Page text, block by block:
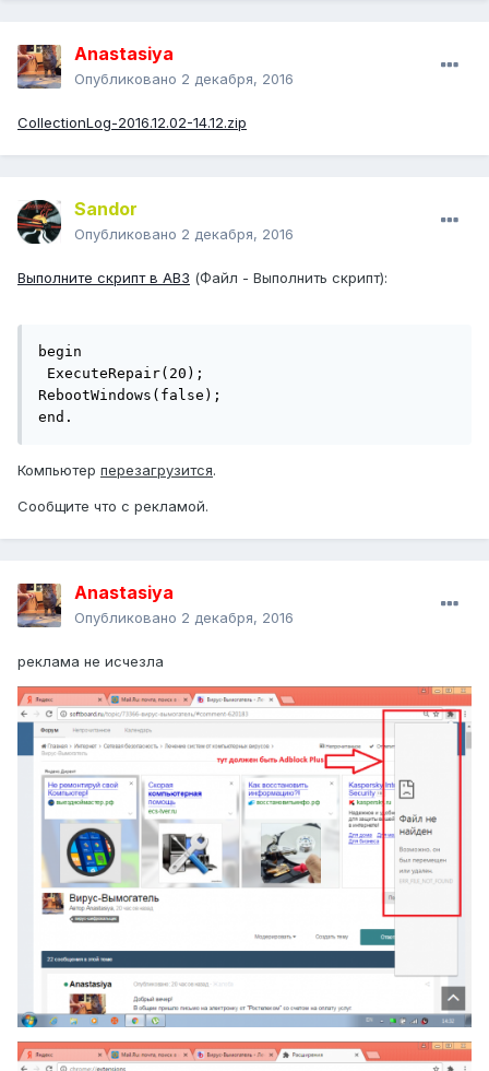
Anastasiya
Опубликовано 2 декабря, 2016
CollectionLog-2016.12.02-14.12.zip
Sandor
Опубликовано 2 декабря, 2016
Выполните скрипт в АВЗ (Файл - Выполнить скрипт):
begin
RebootWindows(false);
end.
Компьютер перезагрузится.
Сообщите что с рекламой.
Anastasiya
Опубликовано 2 декабря, 2016
реклама не исчезла